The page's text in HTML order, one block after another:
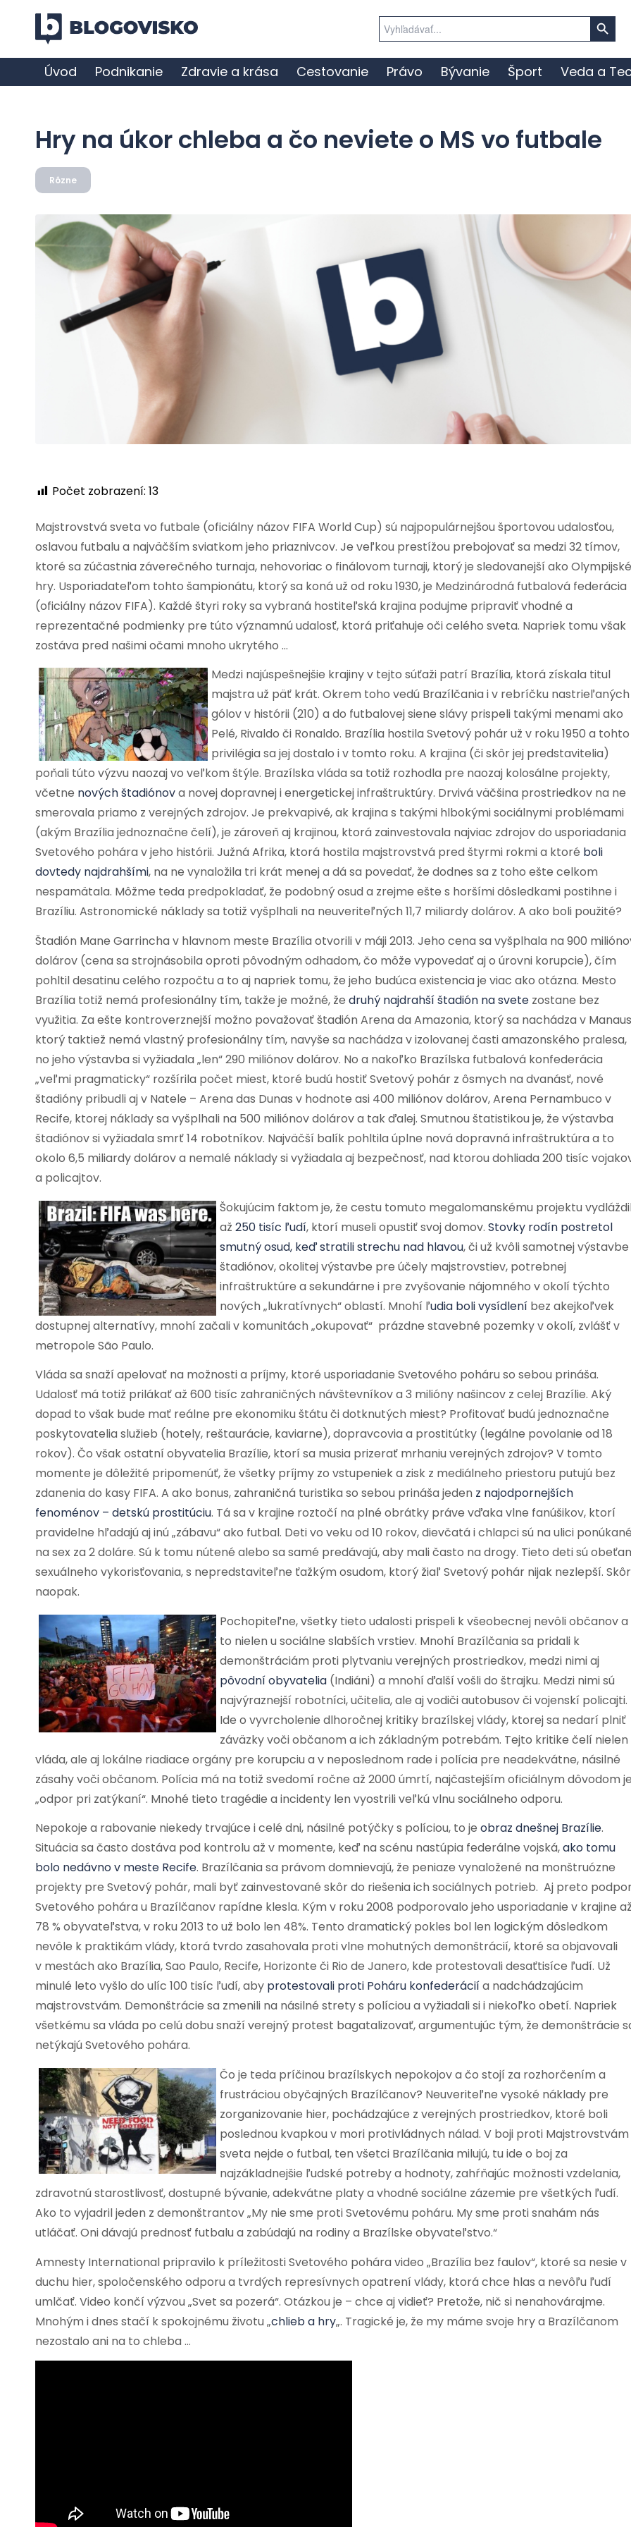
for:
Search Button
Úvod Podnikanie Zdravie a krása Cestovanie Právo Bývanie Šport Veda a
Hry na úkor chleba a čo neviete o MS vo futbale
Rôzne
Počet zobrazení: 13
Majstrovstvá sveta vo futbale (oficiálny názov FIFA World Cup) sú najpopulárnejšou športovou udalosťou,
oslavou futbalu a najväčším sviatkom jeho priaznivcov. Je veľkou prestížou prebojovať sa medzi 32 tímov,
ktoré sa zúčastnia záverečného turnaja, nehovoriac o finálovom turnaji, ktorý je sledovanejší ako Olympijské
hry. Usporiadateľom tohto šampionátu, ktorý sa koná už od roku 1930, je Medzinárodná futbalová federácia
(oficiálny názov FIFA). Každé štyri roky sa vybraná hostiteľská krajina podujme pripraviť vhodné a
reprezentačné podmienky pre túto významnú udalosť, ktorá priťahuje oči celého sveta. Napriek tomu však
zostáva pred našimi očami mnoho ukrytého …
Medzi najúspešnejšie krajiny v tejto súťaži patrí Brazília, ktorá získala titul
majstra už päť krát. Okrem toho vedú Brazílčania i v rebríčku nastrieľaných
gólov v histórii (210) a do futbalovej siene slávy prispeli takými menami ako
Pelé, Rivaldo či Ronaldo. Brazília hostila Svetový pohár už v roku 1950 a tohto
privilégia sa jej dostalo i v tomto roku. A krajina (či skôr jej predstavitelia)
poňali túto výzvu naozaj vo veľkom štýle. Brazílska vláda sa totiž rozhodla pre naozaj kolosálne projekty,
včetne nových štadiónova novej dopravnej i energetickej infraštruktúry. Drvivá väčšina prostriedkov na ne
smerovala priamo z verejných zdrojov. Je prekvapivé, ak krajina s takými hlbokými sociálnymi problémami
(akým Brazília jednoznačne čelí), je zároveň aj krajinou, ktorá zainvestovala najviac zdrojov do usporiadania
Svetového pohára v jeho histórii. Južná Afrika, ktorá hostila majstrovstvá pred štyrmi rokmi a ktoré boli
dovtedy najdrahšími, na ne vynaložila tri krát menej a dá sa povedať, že dodnes sa z toho ešte celkom
nespamätala. Môžme teda predpokladať, že podobný osud a zrejme ešte s horšími dôsledkami postihne i
Brazíliu. Astronomické náklady sa totiž vyšplhali na neuveriteľných 11,7 miliardy dolárov. A ako boli použité?
Štadión Mane Garrincha v hlavnom meste Brazília otvorili v máji 2013. Jeho cena sa vyšplhala na 900
dolárov (cena sa strojnásobila oproti pôvodným odhadom, čo môže vypovedať aj o úrovni korupcie), čím
pohltil desatinu celého rozpočtu a to aj napriek tomu, že jeho budúca existencia je viac ako otázna. Mesto
Brazília totiž nemá profesionálny tím, takže je možné, že druhý najdrahší štadión na svete zostane bez
využitia. Za ešte kontroverznejší možno považovať štadión Arena da Amazonia, ktorý sa nachádza v
ktorý taktiež nemá vlastný profesionálny tím, navyše sa nachádza v izolovanej časti amazonského pralesa,
no jeho výstavba si vyžiadala „len“ 290 miliónov dolárov. No a nakoľko Brazílska futbalová konfederácia
„veľmi pragmaticky“ rozšírila počet miest, ktoré budú hostiť Svetový pohár z ôsmych na dvanásť, nové
štadióny pribudli aj v Natele – Arena das Dunas v hodnote asi 400 miliónov dolárov, Arena Pernambuco v
Recife, ktorej náklady sa vyšplhali na 500 miliónov dolárov a tak ďalej. Smutnou štatistikou je, že výstavba
štadiónov si vyžiadala smrť 14 robotníkov. Najväčší balík pohltila úplne nová dopravná infraštruktúra a to
okolo 6,5 miliardy dolárov a nemalé náklady si vyžiadala aj bezpečnosť, nad ktorou dohliada 200 tisíc
a policajtov.
Šokujúcim faktom je, že cestu tomuto megalomanskému projektu
až 250 tisíc ľudí, ktorí museli opustiť svoj domov. Stovky rodín postretol
smutný osud, keď stratili strechu nad hlavou, či už kvôli samotnej výstavbe
štadiónov, okolitej výstavbe pre účely majstrovstiev, potrebnej
infraštruktúre a sekundárne i pre zvyšovanie nájomného v okolí týchto
nových „lukratívnych“ oblastí. Mnohí ľudia boli vysídlení bez akejkoľvek
dostupnej alternatívy, mnohí začali v komunitách „okupovať“ prázdne stavebné pozemky v okolí, zvlášť v
metropole São Paulo.
Vláda sa snaží apelovať na možnosti a príjmy, ktoré usporiadanie Svetového poháru so sebou prináša.
Udalosť má totiž prilákať až 600 tisíc zahraničných návštevníkov a 3 milióny našincov z celej Brazílie. Aký
dopad to však bude mať reálne pre ekonomiku štátu či dotknutých miest? Profitovať budú jednoznačne
poskytovatelia služieb (hotely, reštaurácie, kaviarne), dopravcovia a prostitútky (legálne povolanie od 18
rokov). Čo však ostatní obyvatelia Brazílie, ktorí sa musia prizerať mrhaniu verejných zdrojov? V tomto
momente je dôležité pripomenúť, že všetky príjmy zo vstupeniek a zisk z mediálneho priestoru putujú bez
zdanenia do kasy FIFA. A ako bonus, zahraničná turistika so sebou prináša jeden z najodpornejších
fenoménov – detskú prostitúciu. Tá sa v krajine roztočí na plné obrátky práve vďaka vlne fanúšikov, ktorí
pravidelne hľadajú aj inú „zábavu“ ako futbal. Deti vo veku od 10 rokov, dievčatá i chlapci sú na ulici
na sex za 2 doláre. Sú k tomu nútené alebo sa samé predávajú, aby mali často na drogy. Tieto deti sú
sexuálneho vykorisťovania, s nepredstaviteľne ťažkým osudom, ktorý žiaľ Svetový pohár nijak nezlepší. Skôr
naopak.
Pochopiteľne, všetky tieto udalosti prispeli k všeobecnej nevôli občanov a
to nielen u sociálne slabších vrstiev. Mnohí Brazílčania sa pridali k
demonštráciám proti plytvaniu verejných prostriedkov, medzi nimi aj
pôvodní obyvatelia (Indiáni) a mnohí ďalší vošli do štrajku. Medzi nimi sú
najvýraznejší robotníci, učitelia, ale aj vodiči autobusov či vojenskí policajti.
Ide o vyvrcholenie dlhoročnej kritiky brazílskej vlády, ktorej sa nedarí plniť
záväzky voči občanom a ich základným potrebám. Tejto kritike čelí nielen
vláda, ale aj lokálne riadiace orgány pre korupciu a v neposlednom rade i polícia pre neadekvátne, násilné
zásahy voči občanom. Polícia má na totiž svedomí ročne až 2000 úmrtí, najčastejším oficiálnym dôvodom
„odpor pri zatýkaní“. Mnohé tieto tragédie a incidenty len vyostrili veľkú vlnu sociálneho odporu.
Nepokoje a rabovanie niekedy trvajúce i celé dni, násilné potýčky s políciou, to je obraz dnešnej Brazílie.
Situácia sa často dostáva pod kontrolu až v momente, keď na scénu nastúpia federálne vojská,ako tomu
bolo nedávno v meste Recife. Brazílčania sa právom domnievajú, že peniaze vynaložené na monštruózne
projekty pre Svetový pohár, mali byť zainvestované skôr do riešenia ich sociálnych potrieb. Aj preto
Svetového pohára u Brazílčanov rapídne klesla. Kým v roku 2008 podporovalo jeho usporiadanie v krajine
78 % obyvateľstva, v roku 2013 to už bolo len 48%. Tento dramatický pokles bol len logickým dôsledkom
nevôle k praktikám vlády, ktorá tvrdo zasahovala proti vlne mohutných demonštrácií, ktoré sa objavovali
v mestách ako Brazília, Sao Paulo, Recife, Horizonte či Rio de Janero, kde protestovali desaťtisíce ľudí. Už
minulé leto vyšlo do ulíc 100 tisíc ľudí, aby protestovali proti Poháru konfederáciía nadchádzajúcim
majstrovstvám. Demonštrácie sa zmenili na násilné strety s políciou a vyžiadali si i niekoľko obetí. Napriek
všetkému sa vláda po celú dobu snaží verejný protest bagatalizovať, argumentujúc tým, že demonštrácie
netýkajú Svetového pohára.
Čo je teda príčinou brazílskych nepokojov a čo stojí za rozhorčením a
frustráciou obyčajných Brazílčanov? Neuveriteľne vysoké náklady pre
zorganizovanie hier, pochádzajúce z verejných prostriedkov, ktoré boli
poslednou kvapkou v mori protivládnych nálad. V boji proti Majstrovstvám
sveta nejde o futbal, ten všetci Brazílčania milujú, tu ide o boj za
najzákladnejšie ľudské potreby a hodnoty, zahŕňajúc možnosti vzdelania,
zdravotnú starostlivosť, dostupné bývanie, adekvátne platy a vhodné sociálne zázemie pre všetkých ľudí.
Ako to vyjadril jeden z demonštrantov „My nie sme proti Svetovému poháru. My sme proti snahám nás
utláčať. Oni dávajú prednosť futbalu a zabúdajú na rodiny a Brazílske obyvateľstvo.“
Amnesty International pripravilo k príležitosti Svetového pohára video „Brazília bez faulov“, ktoré sa nesie v
duchu hier, spoločenského odporu a tvrdých represívnych opatrení vlády, ktorá chce hlas a nevôľu ľudí
umlčať. Video končí výzvou „Svet sa pozerá“. Otázkou je – chce aj vidieť? Pretože, nič si nenahovárajme.
Mnohým i dnes stačí k spokojnému životu „chlieb a hry„. Tragické je, že my máme svoje hry a Brazílčanom
nezostalo ani na to chleba …